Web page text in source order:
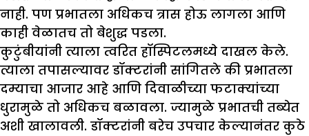
नाही. पण प्रभातला अधिकच त्रास होऊ लागला आणि
काही वेळातच तो बेशुद्ध पडला.
कुटुंबीयांनी त्याला त्वरित हॉस्पिटलमध्ये दाखल केले.
त्याला तपासल्यावर डॉक्टरांनी सांगितले की प्रभातला
दम्याचा आजार आहे आणि दिवाळीच्या फटाक्यांच्या
धुरामुळे तो अधिकच बळावला. ज्यामुळे प्रभातची तब्येत
अशी खालावली. डॉक्टरांनी बरेच उपचार केल्यानंतर कुठे